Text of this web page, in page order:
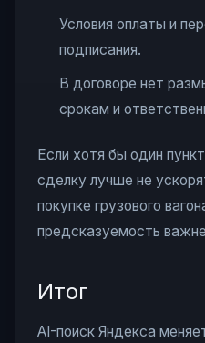
Условия оплаты и
подписания.
В договоре нет
срокам и
Если хотя бы один
сделку лучше не
покупке грузового
предсказуемость
Итог
AI-поиск Яндекса